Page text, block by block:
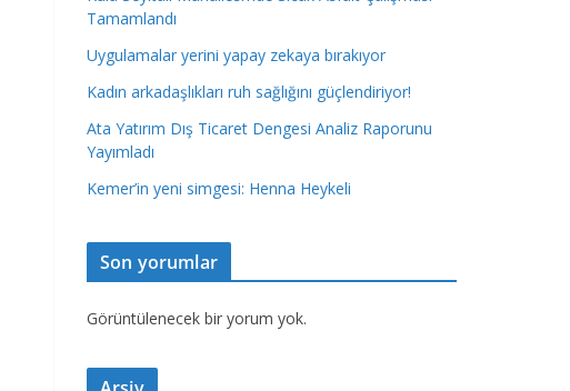
Tamamlandı
Uygulamalar yerini yapay zekaya bırakıyor
Kadın arkadaşlıkları ruh sağlığını güçlendiriyor!
Ata Yatırım Dış Ticaret Dengesi Analiz Raporunu
Yayımladı
Kemer’in yeni simgesi: Henna Heykeli
Son yorumlar
Görüntülenecek bir yorum yok.